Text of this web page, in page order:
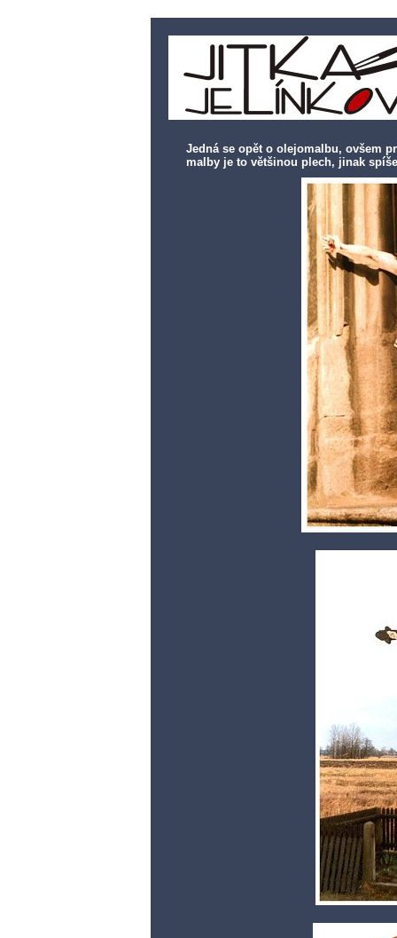
Jedná se opět o olejomalbu, ovšem
malby je to většinou plech, jinak